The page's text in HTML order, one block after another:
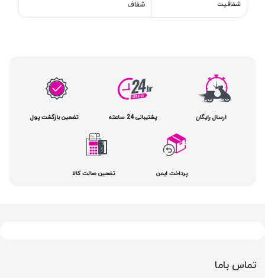
شفافیت شفاف
ارسال رایگان پشتیبانی 24 ساعته تضمین بازگشت پول
پرداخت ایمن تضمین صالت کالا
تماس باما